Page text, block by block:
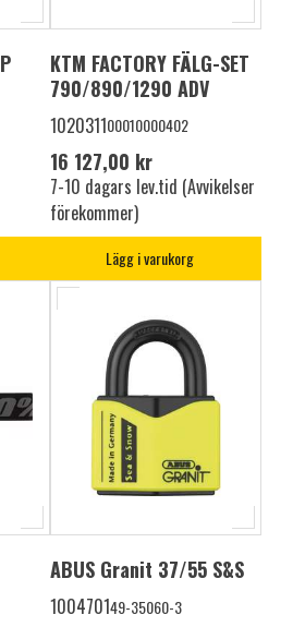
KTM FACTORY FÄLG-SET
790/890/1290 ADV
102031100010000402
16 127,00 kr
7-10 dagars lev.tid (Avvikelser
förekommer)
Lägg i varukorg
ABUS Granit 37/55 S&S
100470149-35060-3